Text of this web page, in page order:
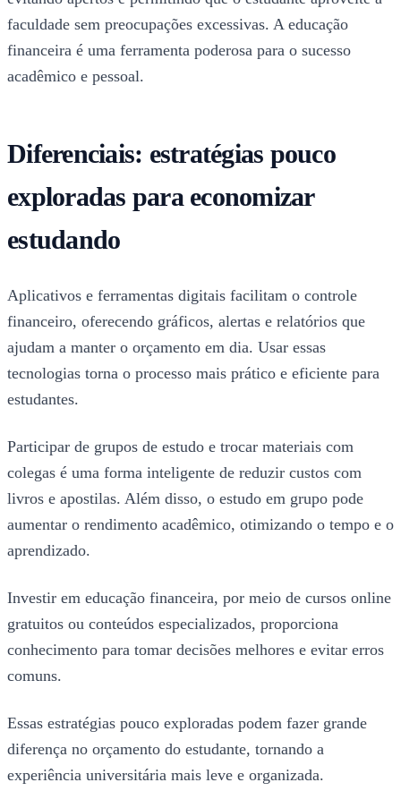
faculdade sem preocupações excessivas. A educação
financeira é uma ferramenta poderosa para o sucesso
acadêmico e pessoal.
Diferenciais: estratégias pouco
exploradas para economizar
estudando
Aplicativos e ferramentas digitais facilitam o controle
financeiro, oferecendo gráficos, alertas e relatórios que
ajudam a manter o orçamento em dia. Usar essas
tecnologias torna o processo mais prático e eficiente para
estudantes.
Participar de grupos de estudo e trocar materiais com
colegas é uma forma inteligente de reduzir custos com
livros e apostilas. Além disso, o estudo em grupo pode
aumentar o rendimento acadêmico, otimizando o tempo e o
aprendizado.
Investir em educação financeira, por meio de cursos online
gratuitos ou conteúdos especializados, proporciona
conhecimento para tomar decisões melhores e evitar erros
comuns.
Essas estratégias pouco exploradas podem fazer grande
diferença no orçamento do estudante, tornando a
experiência universitária mais leve e organizada.